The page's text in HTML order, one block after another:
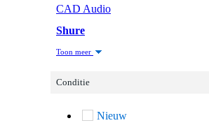
CAD Audio
Shure
Toon meer
Conditie
Nieuw